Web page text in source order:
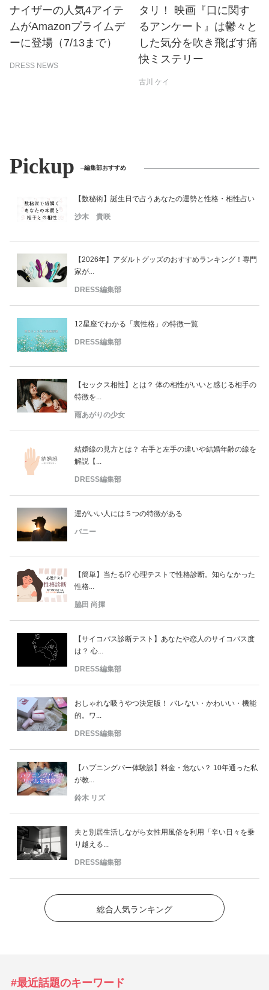
ナイザーの人気4アイテ
ムがAmazonプライムデ
ーに登場（7/13まで）
DRESS NEWS
タリ！ 映画『口に関す
るアンケート』は鬱々と
した気分を吹き飛ばす痛
快ミステリー
古川 ケイ
Pickup 編集部おすすめ
【数秘術】誕生日で占うあなたの運勢と性格・相性占い
沙木 貴咲
【2026年】アダルトグッズのおすすめランキング！専門
家が...
DRESS編集部
12星座でわかる「裏性格」の特徴一覧
DRESS編集部
【セックス相性】とは？ 体の相性がいいと感じる相手の
特徴を...
雨あがりの少女
結婚線の見方とは？ 右手と左手の違いや結婚年齢の線を
解説【...
DRESS編集部
運がいい人には５つの特徴がある
バニー
【簡単】当たる!? 心理テストで性格診断。知らなかった
性格...
脇田 尚揮
【サイコパス診断テスト】あなたや恋人のサイコパス度
は？ 心...
DRESS編集部
おしゃれな吸うやつ決定版！ バレない・かわいい・機能
的。ワ...
DRESS編集部
【ハプニングバー体験談】料金・危ない？ 10年通った私
が教...
鈴木 リズ
夫と別居生活しながら女性用風俗を利用「辛い日々を乗
り越える...
DRESS編集部
総合人気ランキング
#最近話題のキーワード